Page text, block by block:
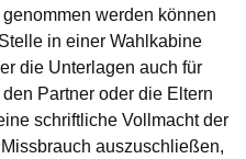
werden können
in einer Wahlkabine
die Unterlagen auch für
Partner oder die Eltern
schriftliche Vollmacht der
auszuschließen,